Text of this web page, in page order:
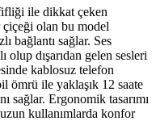
ile dikkat çeken
çiçeği olan bu model
bağlantı sağlar. Ses
olup dışarıdan gelen sesleri
kablosuz telefon
ömrü ile yaklaşık 12 saate
sağlar. Ergonomik tasarımı
kullanımlarda konfor